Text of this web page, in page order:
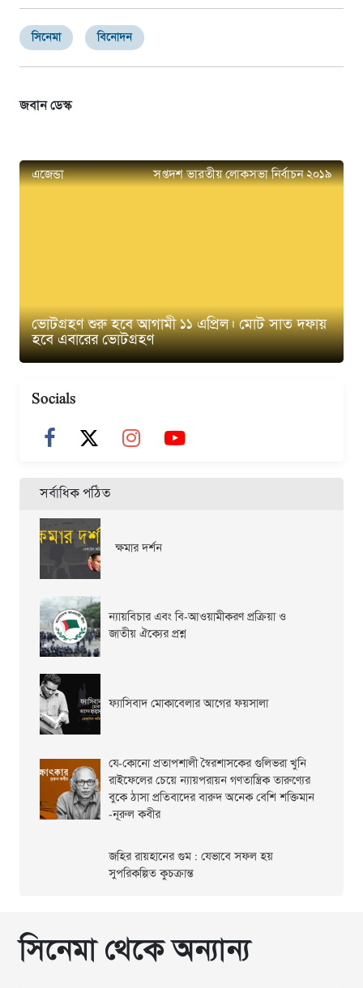
সিনেমা বিনোদন
জবান ডেস্ক
এজেন্ডা সপ্তদশ ভারতীয় লোকসভা নির্বাচন ২০১৯
ভোটগ্রহণ শুরু হবে আগামী ১১ এপ্রিল। মোট সাত দফায়
হবে এবারের ভোটগ্রহণ
Socials
সর্বাধিক পঠিত
ক্ষমার দর্শন
ন্যায়বিচার এবং বি-আওয়ামীকরণ প্রক্রিয়া ও
জাতীয় ঐক্যের প্রশ্ন
ফ্যাসিবাদ মোকাবেলার আগের ফয়সালা
যে-কোনো প্রতাপশালী স্বৈরশাসকের গুলিভরা খুনি
রাইফেলের চেয়ে ন্যায়পরায়ন গণতান্ত্রিক তারুণ্যের
বুকে ঠাসা প্রতিবাদের বারুদ অনেক বেশি শক্তিমান
-নূরুল কবীর
জহির রায়হানের গুম : যেভাবে সফল হয়
সুপরিকল্পিত কুচক্রান্ত
সিনেমা থেকে অন্যান্য